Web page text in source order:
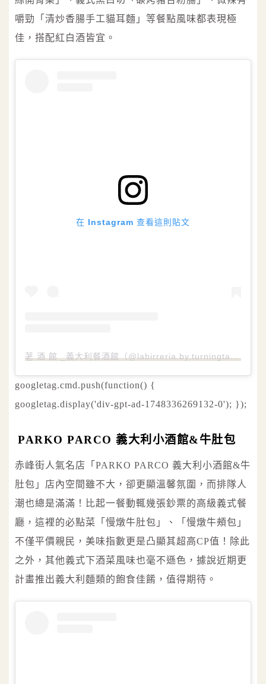
嚼勁「清炒香腸手工貓耳麵」等餐點風味都表現極
佳，搭配紅白酒皆宜。
在 Instagram 查看這則貼文
荖 酒 館 _義大利餐酒館（@labirreria.by.turningtable）分享的貼文
googletag.cmd.push(function() {
googletag.display('div-gpt-ad-1748336269132-0'); });
PARKO PARCO 義大利小酒館&牛肚包
赤峰街人氣名店「PARKO PARCO 義大利小酒館&牛
肚包」店內空間雖不大，卻更顯溫馨氛圍，而排隊人
潮也總是滿滿！比起一餐動輒幾張鈔票的高級義式餐
廳，這裡的必點菜「慢燉牛肚包」、「慢燉牛頰包」
不僅平價親民，美味指數更是凸顯其超高CP值！除此
之外，其他義式下酒菜風味也毫不遜色，據說近期更
計畫推出義大利麵類的飽食佳餚，值得期待。